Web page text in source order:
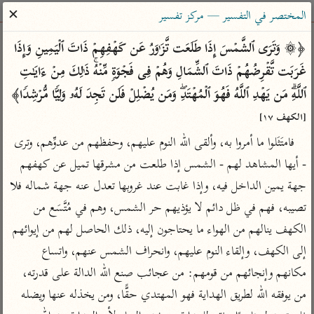
ساهم معنا في نشر القرآن والعلم الشرعي
الباحث القرآني
بحث تفسير علوم مصاحف معاجم
Type 2 or more characters for results.
Type 1 or more
characters for results.
أمّهات
تفسير الطبري
تفسير ابن كثير
تفسير القرطبي
تفسير البغوي
عامّة
فتح البيان للقنوجي
فتح القدير للشوكاني
تفسير ابن جزي
موسوعات
معاصرة
الميسر
المختصر في
التفسير
تفسير السعدي
أيسر التفاسير
المختصر في التفسير — مركز تفسير
✕
ٱللَّهِۗ مَن یَهۡدِ ٱللَّهُ فَهُوَ ٱلۡمُهۡتَدِۖ وَمَن یُضۡلِلۡ فَلَن تَجِدَ لَهُۥ وَلِیࣰّا مُّرۡشِدࣰا﴾
[الكهف ١٧]